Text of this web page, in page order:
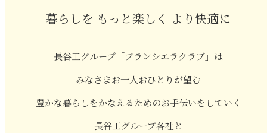
暮らしを もっと楽しく より快適に
長谷工グループ「ブランシエラクラブ」は
みなさまお一人おひとりが望む
豊かな暮らしをかなえるためのお手伝いをしていく
長谷工グループ各社と